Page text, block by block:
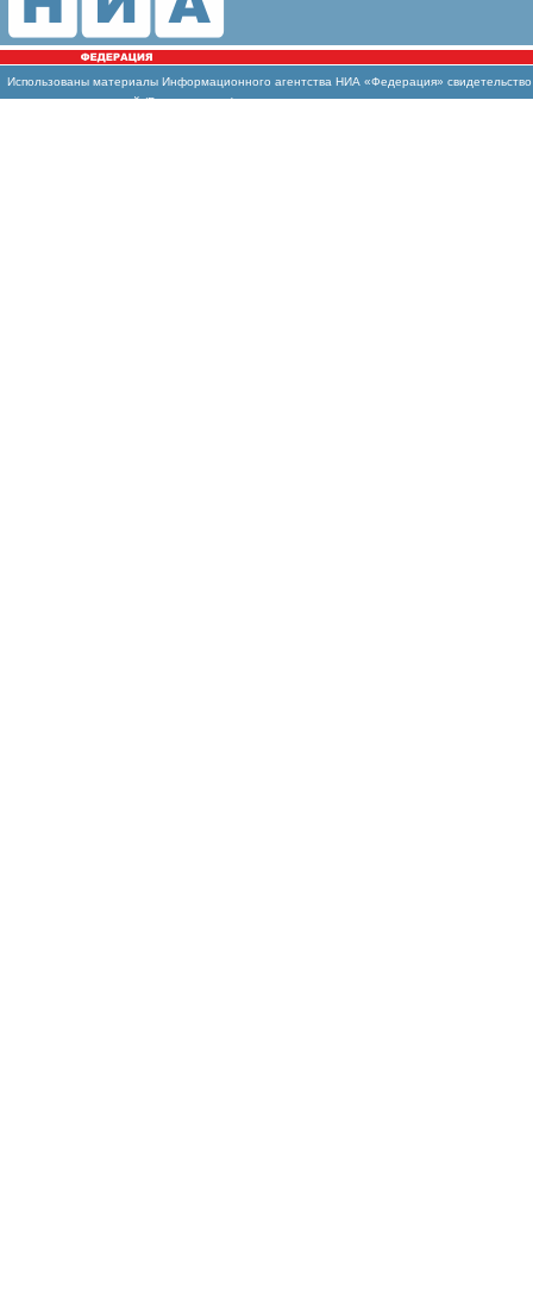
Использованы материалы Информационного агентства НИА «Федерация»
массовых коммуникаций (Роскомнадзор)